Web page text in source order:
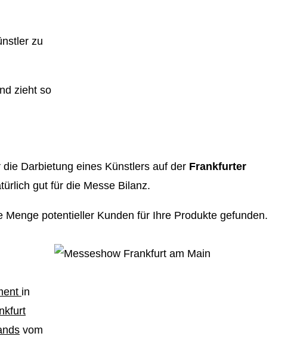
zu
zieht so
Darbietung eines Künstlers auf der Frankfurter
gut für die Messe Bilanz.
Menge potentieller Kunden für Ihre Produkte gefunden.
in
vom